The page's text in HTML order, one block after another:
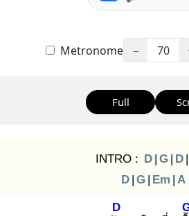
Metronome − 70
Full
INTRO : D | G | D |
D | G | Em | A
D